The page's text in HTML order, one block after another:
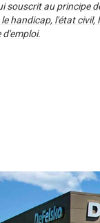
souscrit au principe
handicap, l'état